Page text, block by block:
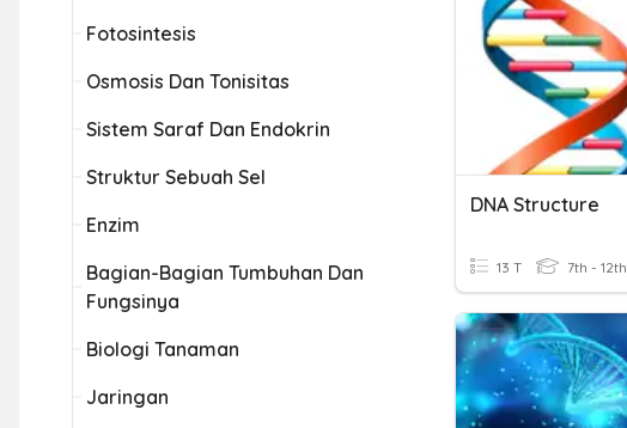
Fotosintesis
Osmosis Dan Tonisitas
Sistem Saraf Dan Endokrin
Struktur Sebuah Sel
Enzim
Bagian-Bagian Tumbuhan Dan
Fungsinya
Biologi Tanaman
Jaringan
DNA Structure
13 T 7th - 12th